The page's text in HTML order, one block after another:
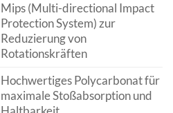
Mips (Multi-directional Impact
Protection System) zur
Reduzierung von
Rotationskräften
Hochwertiges Polycarbonat für
maximale Stoßabsorption und